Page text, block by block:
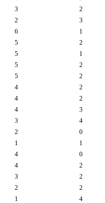
3 2
2 3
6 1
5 2
5 1
5 2
5 2
4 2
4 2
4 3
3 4
2 0
1 1
4 0
4 2
3 2
2 2
1 4